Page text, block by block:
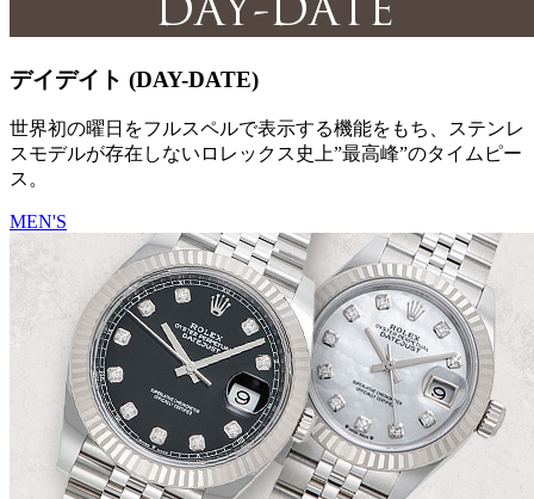
デイデイト (DAY-DATE)
世界初の曜日をフルスペルで表示する機能をもち、ステンレ
スモデルが存在しないロレックス史上”最高峰”のタイムピー
ス。
MEN'S